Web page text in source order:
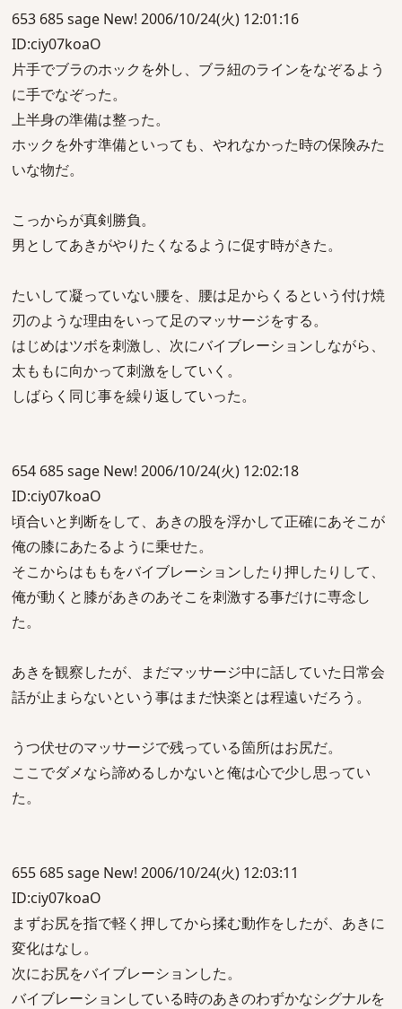
653 685 sage New! 2006/10/24(火) 12:01:16
ID:ciy07koaO
片手でブラのホックを外し、ブラ紐のラインをなぞるよう
に手でなぞった。
上半身の準備は整った。
ホックを外す準備といっても、やれなかった時の保険みた
いな物だ。
こっからが真剣勝負。
男としてあきがやりたくなるように促す時がきた。
たいして凝っていない腰を、腰は足からくるという付け焼
刃のような理由をいって足のマッサージをする。
はじめはツボを刺激し、次にバイブレーションしながら、
太ももに向かって刺激をしていく。
しばらく同じ事を繰り返していった。
654 685 sage New! 2006/10/24(火) 12:02:18
ID:ciy07koaO
頃合いと判断をして、あきの股を浮かして正確にあそこが
俺の膝にあたるように乗せた。
そこからはももをバイブレーションしたり押したりして、
俺が動くと膝があきのあそこを刺激する事だけに専念し
た。
あきを観察したが、まだマッサージ中に話していた日常会
話が止まらないという事はまだ快楽とは程遠いだろう。
うつ伏せのマッサージで残っている箇所はお尻だ。
ここでダメなら諦めるしかないと俺は心で少し思ってい
た。
655 685 sage New! 2006/10/24(火) 12:03:11
ID:ciy07koaO
まずお尻を指で軽く押してから揉む動作をしたが、あきに
変化はなし。
次にお尻をバイブレーションした。
バイブレーションしている時のあきのわずかなシグナルを